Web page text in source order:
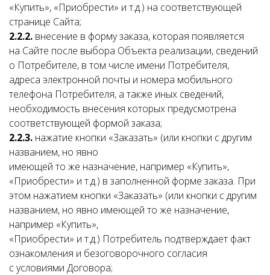
«Купить», «Приобрести» и т.д.) на соответствующей
странице Сайта;
2.2.2. внесение в форму заказа, которая появляется
на Сайте после выбора Объекта реализации, сведений
о Потребителе, в том числе имени Потребителя,
адреса электронной почты и номера мобильного
телефона Потребителя, а также иных сведений,
необходимость внесения которых предусмотрена
соответствующей формой заказа;
2.2.3. нажатие кнопки «Заказать» (или кнопки с другим
названием, но явно
имеющей то же назначение, например «Купить»,
«Приобрести» и т.д.) в заполненной форме заказа. При
этом нажатием кнопки «Заказать» (или кнопки с другим
названием, но явно имеющей то же назначение,
например «Купить»,
«Приобрести» и т.д.) Потребитель подтверждает факт
ознакомления и безоговорочного согласия
с условиями Договора;